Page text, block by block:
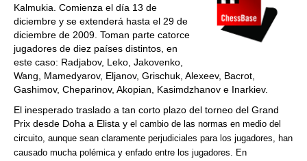
Kalmukia. Comienza el día 13 de
diciembre y se extenderá hasta el 29 de
diciembre de 2009. Toman parte catorce
jugadores de diez países distintos, en
este caso: Radjabov, Leko, Jakovenko,
Wang, Mamedyarov, Eljanov, Grischuk, Alexeev, Bacrot,
Gashimov, Cheparinov, Akopian, Kasimdzhanov e Inarkiev.
El inesperado traslado a tan corto plazo del torneo del Grand
Prix desde Doha a Elista y el cambio de las normas en medio del
circuito, aunque sean claramente perjudiciales para los jugadores, han
causado mucha polémica y enfado entre los jugadores. En